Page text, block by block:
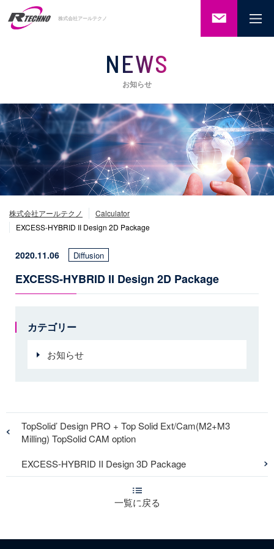
株式会社アールテクノ ご相談・
わせ
NEWS
お知らせ
株式会社アールテクノ
Calculator
EXCESS-HYBRID II Design 2D Package
2020.11.06 Diffusion
EXCESS-HYBRID II Design 2D Package
カテゴリー
お知らせ
TopSolid’ Design PRO + Top Solid Ext/Cam(M2+M3
Milling) TopSolid CAM option
一覧に戻る
EXCESS-HYBRID II Design 3D Package